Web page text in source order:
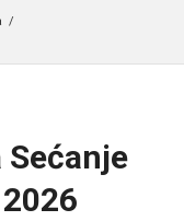
/
Sećanje